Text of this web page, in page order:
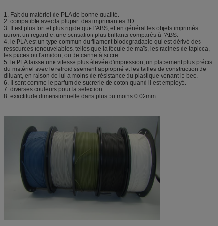
1. Fait du matériel de PLA de bonne qualité.
2. compatible avec la plupart des imprimantes 3D.
3. Il est plus fort et plus rigide que l'ABS, et en général les objets imprimés
auront un regard et une sensation plus brillants comparés à l'ABS.
4. le PLA est un type commun du filament biodégradable qui est dérivé des
ressources renouvelables, telles que la fécule de maïs, les racines de tapioca,
les puces ou l'amidon, ou de canne à sucre.
5. le PLA laisse une vitesse plus élevée d'impression, un placement plus précis
du matériel avec le refroidissement approprié et les tailles de construction de
diluant, en raison de lui a moins de résistance du plastique venant le bec.
6. Il sent comme le parfum de sucrerie de coton quand il est employé.
7. diverses couleurs pour la sélection.
8. exactitude dimensionnelle dans plus ou moins 0.02mm.